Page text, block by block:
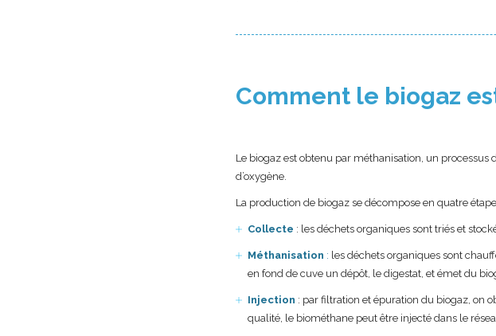
Comment le biogaz
Le biogaz est obtenu par méthanisation, un
d’oxygène.
La production de biogaz se décompose en quatre
Collecte : les déchets organiques sont triés et
Méthanisation : les déchets organiques sont
en fond de cuve un dépôt, le digestat, et émet du
Injection : par filtration et épuration du biogaz, on
qualité, le biométhane peut être injecté dans le